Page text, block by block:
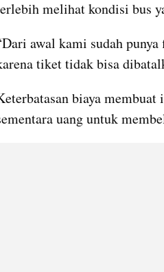
melihat kondisi bus
awal kami sudah
tiket tidak bisa
biaya
uang untuk